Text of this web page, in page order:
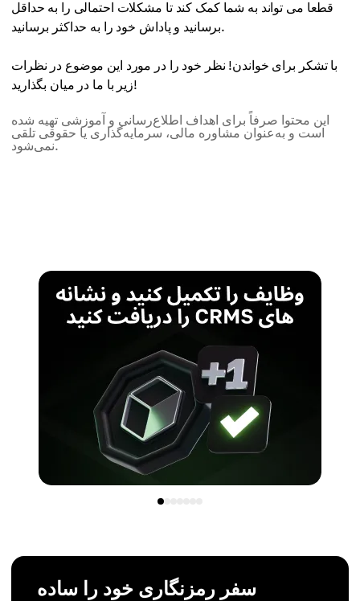
قطعا می تواند به شما کمک کند تا مشکلات احتمالی را به حداقل
برسانید و پاداش خود را به حداکثر برسانید.
با تشکر برای خواندن! نظر خود را در مورد این موضوع در نظرات
زیر با ما در میان بگذارید!
این محتوا صرفاً برای اهداف اطلاع‌رسانی و آموزشی تهیه شده
است و به‌عنوان مشاوره مالی، سرمایه‌گذاری یا حقوقی تلقی
نمی‌شود.
سفر رمزنگاری خود را ساده